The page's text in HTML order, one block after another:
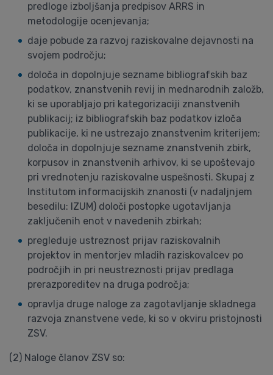
predloge izboljšanja predpisov ARRS in
metodologije ocenjevanja;
daje pobude za razvoj raziskovalne dejavnosti na
svojem področju;
določa in dopolnjuje sezname bibliografskih baz
podatkov, znanstvenih revij in mednarodnih založb,
ki se uporabljajo pri kategorizaciji znanstvenih
publikacij; iz bibliografskih baz podatkov izloča
publikacije, ki ne ustrezajo znanstvenim kriterijem;
določa in dopolnjuje sezname znanstvenih zbirk,
korpusov in znanstvenih arhivov, ki se upoštevajo
pri vrednotenju raziskovalne uspešnosti. Skupaj z
Institutom informacijskih znanosti (v nadaljnjem
besedilu: IZUM) določi postopke ugotavljanja
zaključenih enot v navedenih zbirkah;
pregleduje ustreznost prijav raziskovalnih
projektov in mentorjev mladih raziskovalcev po
področjih in pri neustreznosti prijav predlaga
prerazporeditev na druga področja;
opravlja druge naloge za zagotavljanje skladnega
razvoja znanstvene vede, ki so v okviru pristojnosti
ZSV.
(2) Naloge članov ZSV so: